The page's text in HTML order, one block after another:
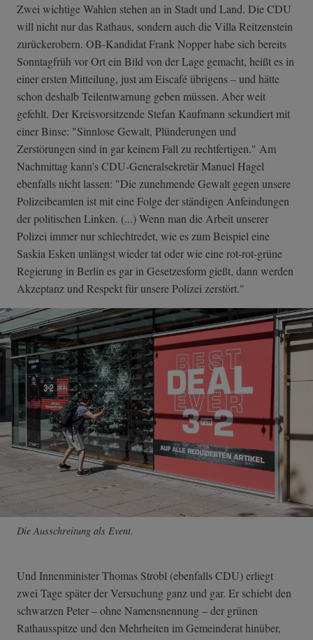
Zwei wichtige Wahlen stehen an in Stadt und Land. Die CDU
will nicht nur das Rathaus, sondern auch die Villa Reitzenstein
zurückerobern. OB-Kandidat Frank Nopper habe sich bereits
Sonntagfrüh vor Ort ein Bild von der Lage gemacht, heißt es in
einer ersten Mitteilung, just am Eiscafé übrigens – und hätte
schon deshalb Teilentwarnung geben müssen. Aber weit
gefehlt. Der Kreisvorsitzende Stefan Kaufmann sekundiert mit
einer Binse: "Sinnlose Gewalt, Plünderungen und
Zerstörungen sind in gar keinem Fall zu rechtfertigen." Am
Nachmittag kann's CDU-Generalsekretär Manuel Hagel
ebenfalls nicht lassen: "Die zunehmende Gewalt gegen unsere
Polizeibeamten ist mit eine Folge der ständigen Anfeindungen
der politischen Linken. (...) Wenn man die Arbeit unserer
Polizei immer nur schlechtredet, wie es zum Beispiel eine
Saskia Esken unlängst wieder tat oder wie eine rot-rot-grüne
Regierung in Berlin es gar in Gesetzesform gießt, dann werden
Akzeptanz und Respekt für unsere Polizei zerstört."
Die Ausschreitung als Event.
Und Innenminister Thomas Strobl (ebenfalls CDU) erliegt
zwei Tage später der Versuchung ganz und gar. Er schiebt den
schwarzen Peter – ohne Namensnennung – der grünen
Rathausspitze und den Mehrheiten im Gemeinderat hinüber,